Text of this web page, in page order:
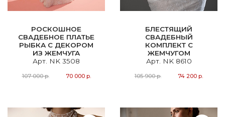
РОСКОШНОЕ
СВАДЕБНОЕ ПЛАТЬЕ
РЫБКА С ДЕКОРОМ
ИЗ ЖЕМЧУГА
Арт. NK 3508
107 000 р. 70 000 р.
БЛЕСТЯЩИЙ
СВАДЕБНЫЙ
КОМПЛЕКТ С
ЖЕМЧУГОМ
Арт. NK 8610
105 900 р. 74 200 р.